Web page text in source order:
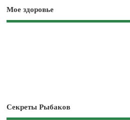
Мое здоровье
Секреты Рыбаков